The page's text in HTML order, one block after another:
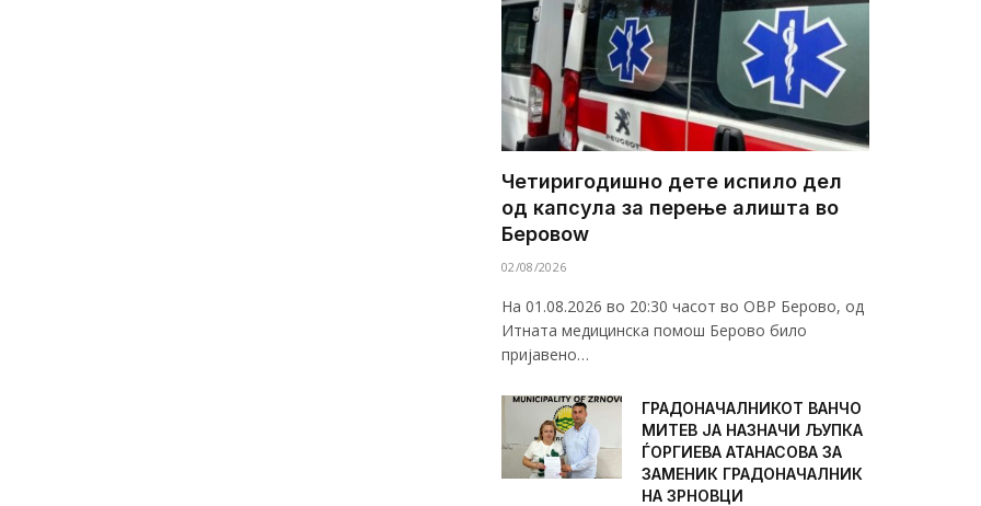
Четиригодишно дете испило дел
од капсула за перење алишта во
Беровоw
02/08/2026
На 01.08.2026 во 20:30 часот во ОВР Берово, од
Итната медицинска помош Берово било
пријавено…
ГРАДОНАЧАЛНИКОТ ВАНЧО
МИТЕВ ЈА НАЗНАЧИ ЉУПКА
ЃОРГИЕВА АТАНАСОВА ЗА
ЗАМЕНИК ГРАДОНАЧАЛНИК
НА ЗРНОВЦИ